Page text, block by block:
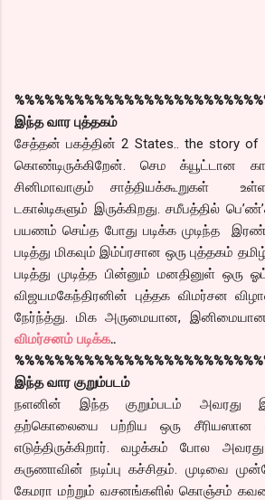
இந்த வார புத்தகம்
சேத்தன் பகத்தின் 2 States.. the story of
கொண்டிருக்கிறேன். செம க்யூட்டான
சினிமாவாகும் சாத்தியக்கூறுகள்
டகால்டிகளும் இருக்கிறது. சமீபத்தில்
பயணம் செய்த போது படிக்க முடிந்த
படித்து மிகவும் இம்ப்ரசான ஒரு புத்தகம்
படித்து முடித்த பின்னும் மனதினுள் ஒரு
விஜயமகேந்திரனின் புத்தக விமர்சன
நேர்ந்த்து. மிக அருமையான,
விமர்சனம் படிக்க..
இந்த வார குறும்படம்
நளனின் இந்த குறும்படம் அவரது
தற்கொலையை பற்றிய ஒரு சீரியஸான
எடுத்திருக்கிறார். வழக்கம் போல
கருணாவின் நடிப்பு கச்சிதம். முடிவை
கேமரா மற்றும் வசனங்களில் கொஞ்சம்